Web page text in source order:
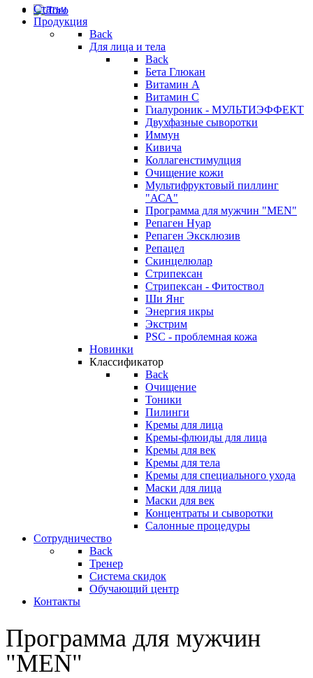
Статьи
Продукция
Back
Для лица и тела
Back
Бета Глюкан
Витамин А
Витамин С
Гиалуроник - МУЛЬТИЭФФЕКТ
Двухфазные сыворотки
Иммун
Кивича
Коллагенстимулция
Очищение кожи
Мультифруктовый пиллинг
"АСА"
Программа для мужчин "MEN"
Репаген Нуар
Репаген Эксклюзив
Репацел
Скинцелюлар
Стрипексан
Стрипексан - Фитоствол
Ши Янг
Энергия икры
Экстрим
PSC - проблемная кожа
Новинки
Классификатор
Back
Очищение
Тоники
Пилинги
Кремы для лица
Кремы-флюиды для лица
Кремы для век
Кремы для тела
Кремы для специального ухода
Маски для лица
Маски для век
Концентраты и сыворотки
Салонные процедуры
Сотрудничество
Back
Тренер
Система скидок
Обучающий центр
Контакты
Программа для мужчин
"MEN"